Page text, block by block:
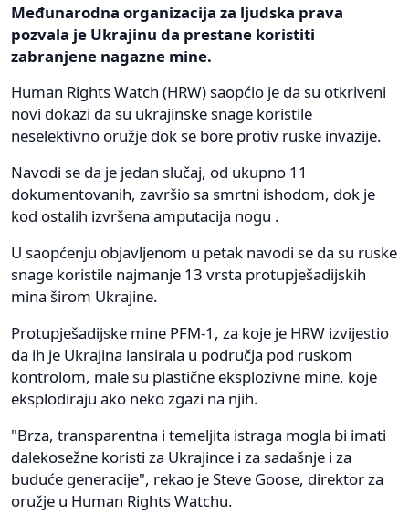
Međunarodna organizacija za ljudska prava
pozvala je Ukrajinu da prestane koristiti
zabranjene nagazne mine.
Human Rights Watch (HRW) saopćio je da su otkriveni
novi dokazi da su ukrajinske snage koristile
neselektivno oružje dok se bore protiv ruske invazije.
Navodi se da je jedan slučaj, od ukupno 11
dokumentovanih, završio sa smrtni ishodom, dok je
kod ostalih izvršena amputacija nogu .
U saopćenju objavljenom u petak navodi se da su ruske
snage koristile najmanje 13 vrsta protupješadijskih
mina širom Ukrajine.
Protupješadijske mine PFM-1, za koje je HRW izvijestio
da ih je Ukrajina lansirala u područja pod ruskom
kontrolom, male su plastične eksplozivne mine, koje
eksplodiraju ako neko zgazi na njih.
"Brza, transparentna i temeljita istraga mogla bi imati
dalekosežne koristi za Ukrajince i za sadašnje i za
buduće generacije", rekao je Steve Goose, direktor za
oružje u Human Rights Watchu.